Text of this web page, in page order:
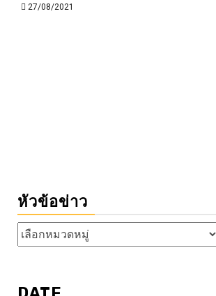
27/08/2021
หัวข้อข่าว
หัวข้อ
ข่าว